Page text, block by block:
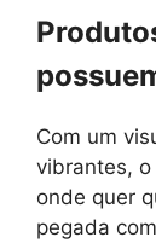
Com um
vibrantes,
onde quer
pegada